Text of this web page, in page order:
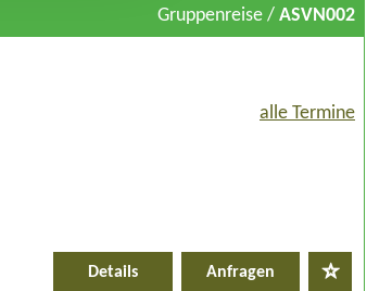
Gruppenreise / ASVN002
alle Termine
Details Anfragen